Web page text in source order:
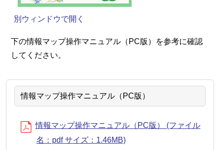
別ウィンドウで開く
下の情報マップ操作マニュアル（PC版）を参考に確認
してください。
情報マップ操作マニュアル（PC版）
情報マップ操作マニュアル（PC版） (ファイル
名：pdf サイズ：1.46MB)